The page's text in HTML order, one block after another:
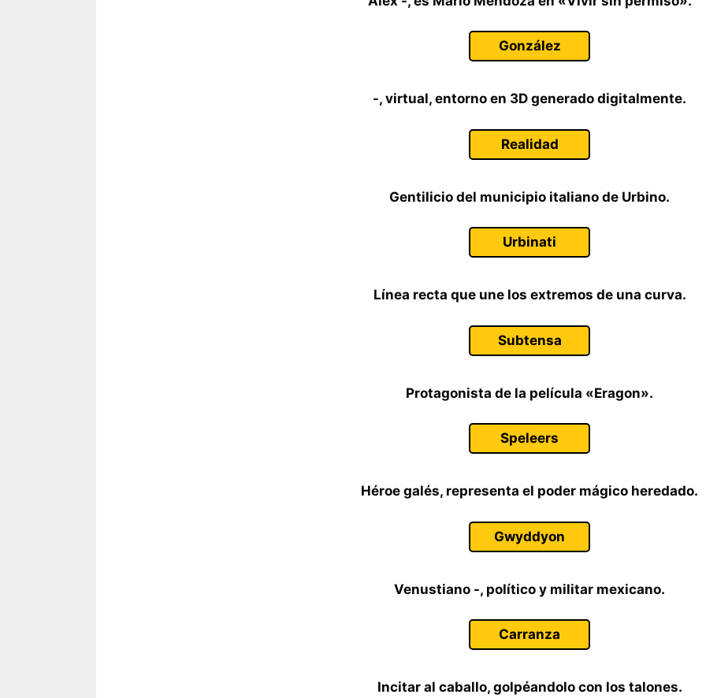
González
-, virtual, entorno en 3D generado digitalmente.
Realidad
Gentilicio del municipio italiano de Urbino.
Urbinati
Línea recta que une los extremos de una curva.
Subtensa
Protagonista de la película «Eragon».
Speleers
Héroe galés, representa el poder mágico heredado.
Gwyddyon
Venustiano -, político y militar mexicano.
Carranza
Incitar al caballo, golpéandolo con los talones.